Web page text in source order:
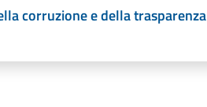
corruzione e della trasparenza